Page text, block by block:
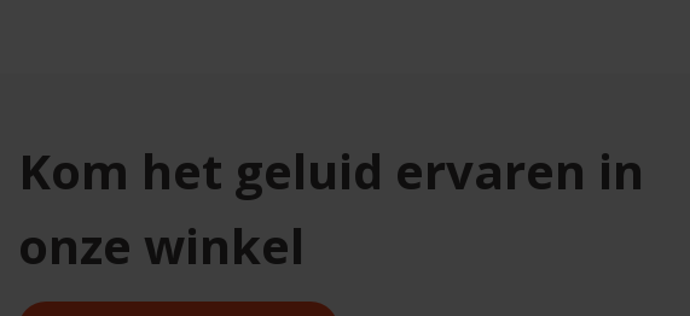
Kom het geluid ervaren in
onze winkel